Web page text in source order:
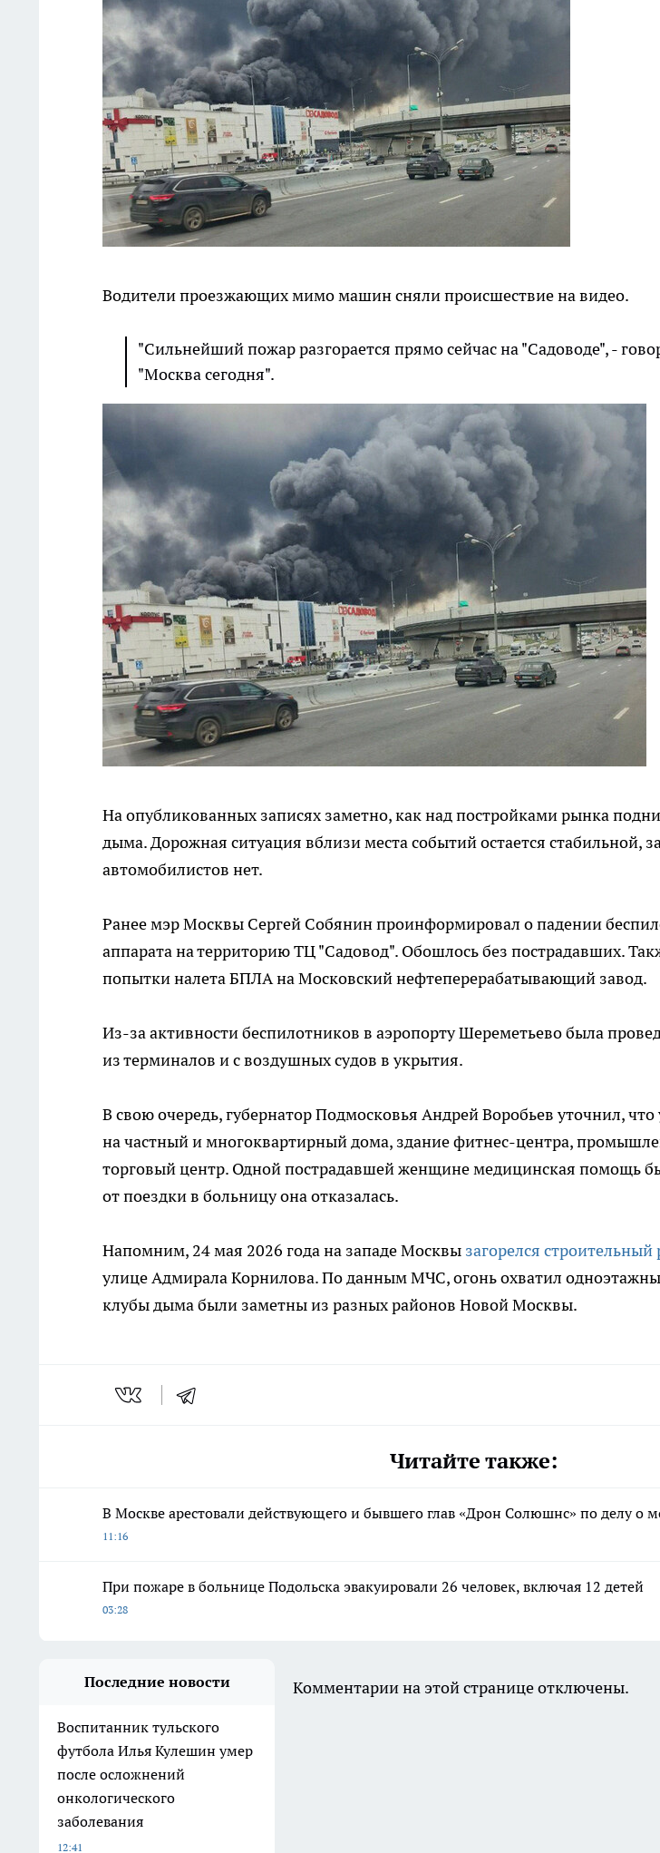
Водители проезжающих мимо машин сняли происшествие на видео.
"Сильнейший пожар разгорается прямо сейчас на "Садоводе", -
"Москва сегодня".
На опубликованных записях заметно, как над постройками рынка
дыма. Дорожная ситуация вблизи места событий остается стабильной,
автомобилистов нет.
Ранее мэр Москвы Сергей Собянин проинформировал о падении
аппарата на территорию ТЦ "Садовод". Обошлось без пострадавших.
попытки налета БПЛА на Московский нефтеперерабатывающий завод.
Из-за активности беспилотников в аэропорту Шереметьево была
из терминалов и с воздушных судов в укрытия.
В свою очередь, губернатор Подмосковья Андрей Воробьев уточнил,
на частный и многоквартирный дома, здание фитнес-центра,
торговый центр. Одной пострадавшей женщине медицинская помощь
от поездки в больницу она отказалась.
Напомним, 24 мая 2026 года на западе Москвы загорелся
улице Адмирала Корнилова. По данным МЧС, огонь охватил
клубы дыма были заметны из разных районов Новой Москвы.
Читайте также:
В Москве арестовали действующего и бывшего глав «Дрон Солюшнс» по делу о
11:16
При пожаре в больнице Подольска эвакуировали 26 человек, включая 12 детей
03:28
Последние новости
Воспитанник тульского
футбола Илья Кулешин умер
после осложнений
онкологического
заболевания
12:41
Комментарии на этой странице отключены.